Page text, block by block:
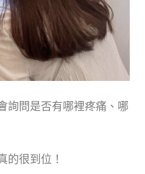
詢問是否有哪裡疼痛、哪
的很到位！